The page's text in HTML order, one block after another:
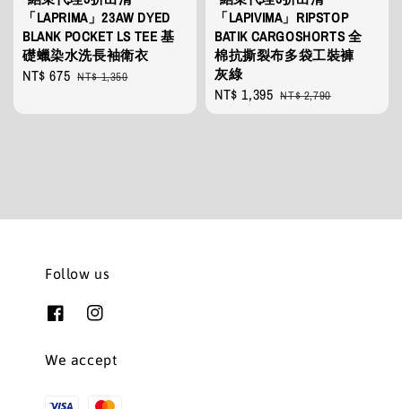
「LAPRIMA」23AW DYED
BLANK POCKET LS TEE 基
礎蠟染水洗長袖衛衣
Sale
NT$ 675 Regular
NT$ 1,350
「LAPIVIMA」RIPSTOP
BATIK CARGOSHORTS 全
棉抗撕裂布多袋工裝褲
灰綠
Sale
price
NT$ 1,395 Regular
price
NT$ 2,790
Follow us
We accept